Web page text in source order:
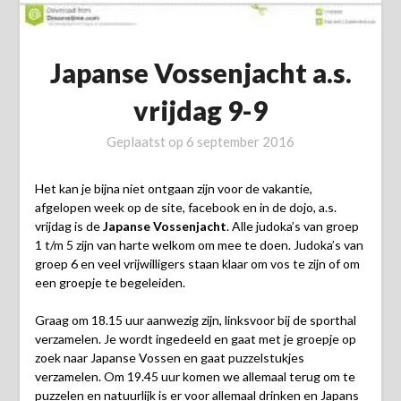
Japanse Vossenjacht a.s.
vrijdag 9-9
Geplaatst op 6 september 2016
Het kan je bijna niet ontgaan zijn voor de vakantie,
afgelopen week op de site, facebook en in de dojo, a.s.
vrijdag is deJapanse Vossenjacht. Alle judoka’s van groep
1 t/m 5 zijn van harte welkom om mee te doen. Judoka’s van
groep 6 en veel vrijwilligers staan klaar om vos te zijn of om
een groepje te begeleiden.
Graag om 18.15 uur aanwezig zijn, linksvoor bij de sporthal
verzamelen. Je wordt ingedeeld en gaat met je groepje op
zoek naar Japanse Vossen en gaat puzzelstukjes
verzamelen. Om 19.45 uur komen we allemaal terug om te
puzzelen en natuurlijk is er voor allemaal drinken en Japans